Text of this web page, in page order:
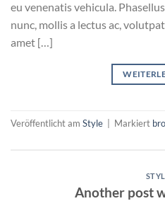
eu venenatis vehicula.
nunc, mollis a lectus ac,
amet […]
Veröffentlicht am Style Markiert
Another post